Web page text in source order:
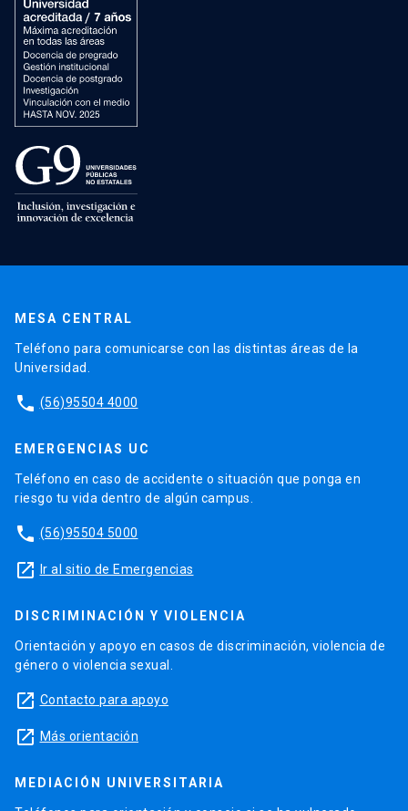
MESA CENTRAL
Teléfono para comunicarse con las distintas áreas de la
Universidad.
phone (56)95504 4000
EMERGENCIAS UC
Teléfono en caso de accidente o situación que ponga en
riesgo tu vida dentro de algún campus.
phone (56)95504 5000
launch Ir al sitio de Emergencias
DISCRIMINACIÓN Y VIOLENCIA
Orientación y apoyo en casos de discriminación, violencia de
género o violencia sexual.
launch Contacto para apoyo
launch Más orientación
MEDIACIÓN UNIVERSITARIA